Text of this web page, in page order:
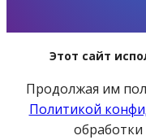
Этот сайт
Продолжая им
Политикой